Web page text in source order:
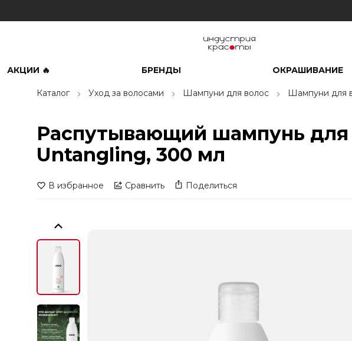
АКЦИИ 🔥 БРЕНДЫ ОКРАШИВАНИЕ
Каталог Уход за волосами Шампуни для волос Шампуни для
Распутывающий шампунь для
Untangling, 300 мл
В избранное Сравнить Поделиться